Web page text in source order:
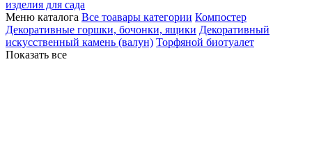
изделия для сада
Меню каталога Все тоавары категории Компостер
Декоративные горшки, бочонки, ящики Декоративный
искусственный камень (валун) Торфяной биотуалет
Показать все